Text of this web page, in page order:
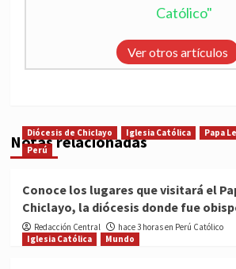
Católico"
Ver otros artículos
Notas relacionadas
Diócesis de Chiclayo Iglesia Católica
Papa
Perú
Conoce los lugares que visitará el
Chiclayo, la diócesis donde fue
Redacción Central
hace 3 horas en Perú Católico
Iglesia Católica
Mundo